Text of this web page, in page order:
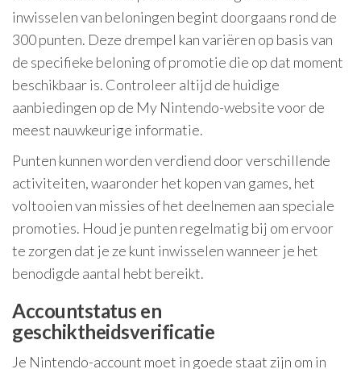
inwisselen van beloningen begint doorgaans rond de
300 punten. Deze drempel kan variëren op basis van
de specifieke beloning of promotie die op dat moment
beschikbaar is. Controleer altijd de huidige
aanbiedingen op de My Nintendo-website voor de
meest nauwkeurige informatie.
Punten kunnen worden verdiend door verschillende
activiteiten, waaronder het kopen van games, het
voltooien van missies of het deelnemen aan speciale
promoties. Houd je punten regelmatig bij om ervoor
te zorgen dat je ze kunt inwisselen wanneer je het
benodigde aantal hebt bereikt.
Accountstatus en
geschiktheidsverificatie
Je Nintendo-account moet in goede staat zijn om in